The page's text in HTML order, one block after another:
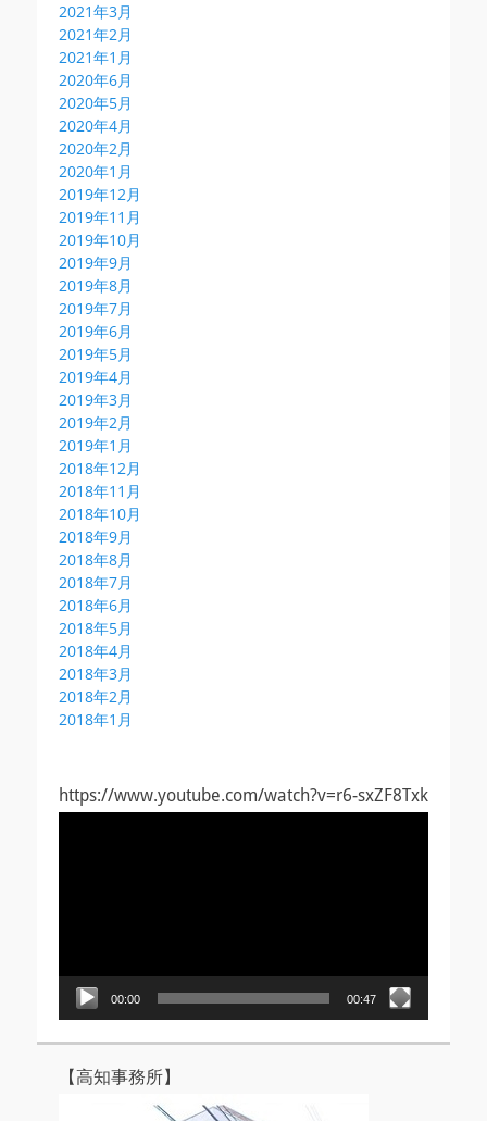
2021年3月
2021年2月
2021年1月
2020年6月
2020年5月
2020年4月
2020年2月
2020年1月
2019年12月
2019年11月
2019年10月
2019年9月
2019年8月
2019年7月
2019年6月
2019年5月
2019年4月
2019年3月
2019年2月
2019年1月
2018年12月
2018年11月
2018年10月
2018年9月
2018年8月
2018年7月
2018年6月
2018年5月
2018年4月
2018年3月
2018年2月
2018年1月
https://www.youtube.com/watch?v=r6-sxZF8Txk
00:00 00:47
【高知事務所】